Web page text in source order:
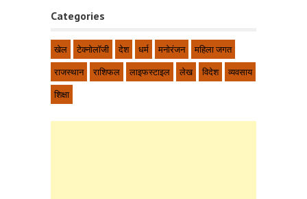
Categories
खेल टेक्नोलॉजी देश धर्म मनोरंजन
महिला जगत
राजस्थान
राशिफल लाइफस्टाइल लेख विदेश
व्यवसाय
शिक्षा